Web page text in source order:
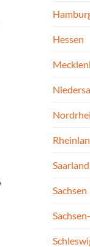
Hessen
Saarland
Sachsen